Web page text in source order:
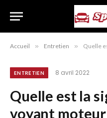
Accueil » Entretien » Quelle est
ENTRETIEN 8 avril 2022
Quelle est la
voyant moteur